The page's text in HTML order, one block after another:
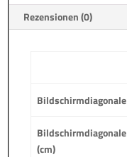
Rezensionen (0)
Bildschirmdiagonale
Bildschirmdiagonale
(cm)